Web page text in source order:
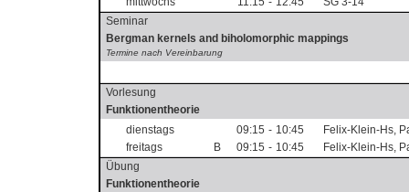
Seminar
Bergman kernels and biholomorphic mappings
Termine nach Vereinbarung
Vorlesung
Funktionentheorie
dienstags
09:15 - 10:45
Felix-Klein-Hs,
freitags
B 09:15 - 10:45
Felix-Klein-Hs,
Übung
Funktionentheorie